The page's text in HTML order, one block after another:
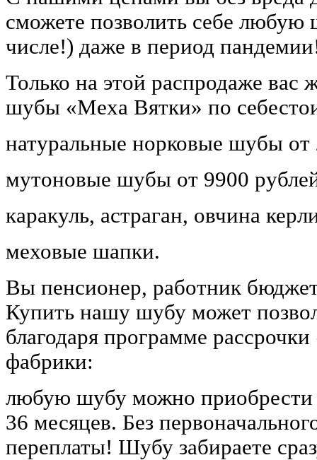
сможете позволить себе
числе!) даже в период
Только на этой распродаже вас
шубы «Меха Вятки» по
натуральные норковые шубы от
мутоновые шубы от 9900
каракуль, астраган, овчина
меховые шапки.
Вы пенсионер, работник
Купить нашу шубу может
благодаря программе
фабрики:
любую шубу можно приобрести
36 месяцев. Без
переплаты! Шубу забираете